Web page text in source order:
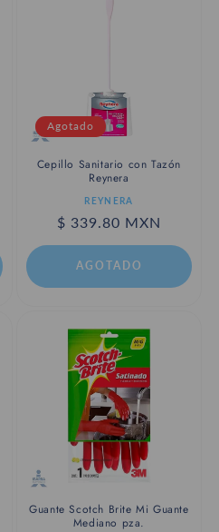
Agotado
Cepillo Sanitario con Tazón
Reynera
Proveedor:REYNERA
Precio
habitual
$ 339.80 MXN
AGOTADO
Guante Scotch Brite Mi Guante
Mediano pza.